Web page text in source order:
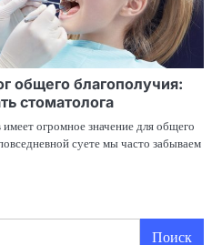
общего благополучия:
стоматолога
огромное значение для общего
суете мы часто забываем
Поиск